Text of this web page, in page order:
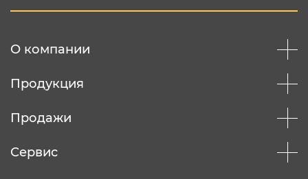
О компании
Продукция
Продажи
Сервис